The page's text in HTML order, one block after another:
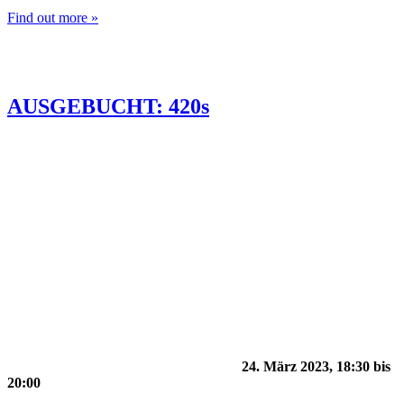
Find out more »
AUSGEBUCHT: 420s
24. März 2023, 18:30 bis
20:00